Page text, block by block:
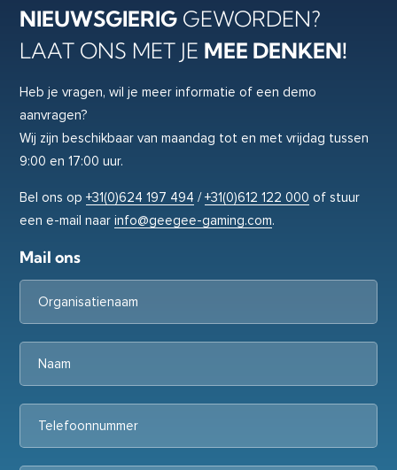
Mail ons
NIEUWSGIERIG GEWORDEN?
LAAT ONS MET JE MEE DENKEN!
Heb je vragen, wil je meer informatie of een demo
aanvragen?
Wij zijn beschikbaar van maandag tot en met vrijdag tussen
9:00 en 17:00 uur.
Bel ons op+31(0)624 197 494 /+31(0)612 122 000 of stuur
een e-mail naarinfo@geegee-gaming.com.